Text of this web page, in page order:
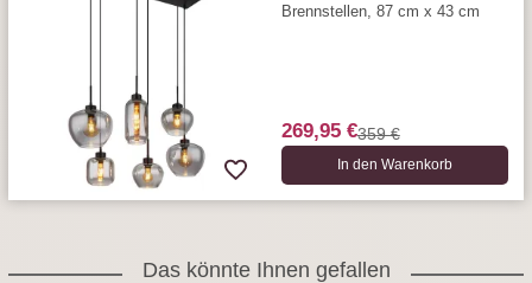
Brennstellen, 87 cm x 43 cm
269,95 €359 €
In den Warenkorb
Das könnte Ihnen gefallen